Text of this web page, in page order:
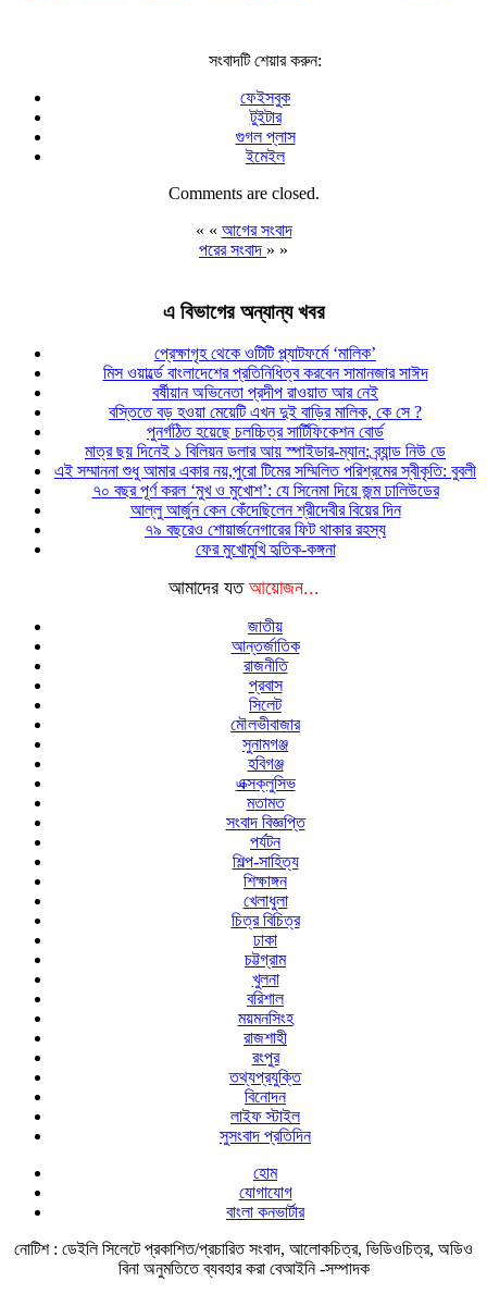
সংবাদটি শেয়ার করুন:
ফেইসবুক
টুইটার
গুগল প্লাস
ইমেইল
Comments are closed.
« « আগের সংবাদ
পরের সংবাদ » »
এ বিভাগের অন্যান্য খবর
প্রেক্ষাগৃহ থেকে ওটিটি প্ল্যাটফর্মে ‘মালিক’
মিস ওয়ার্ল্ডে বাংলাদেশের প্রতিনিধিত্ব করবেন সামানজার সাঈদ
বর্ষীয়ান অভিনেতা প্রদীপ রাওয়াত আর নেই
বস্তিতে বড় হওয়া মেয়েটি এখন দুই বাড়ির মালিক, কে সে ?
পুনর্গঠিত হয়েছে চলচ্চিত্র সার্টিফিকেশন বোর্ড
মাত্র ছয় দিনেই ১ বিলিয়ন ডলার আয় স্পাইডার-ম্যান: ব্র্যান্ড নিউ ডে
এই সম্মাননা শুধু আমার একার নয়,পুরো টিমের সম্মিলিত পরিশ্রমের স্বীকৃতি: বুবলী
৭০ বছর পূর্ণ করল ‘মুখ ও মুখোশ’: যে সিনেমা দিয়ে জন্ম ঢালিউডের
আল্লু আর্জুন কেন কেঁদেছিলেন শ্রীদেবীর বিয়ের দিন
৭৯ বছরেও শোয়ার্জনেগারের ফিট থাকার রহস্য
ফের মুখোমুখি হৃতিক-কঙ্গনা
আমাদের যত আয়োজন...
জাতীয়
আন্তর্জাতিক
রাজনীতি
প্রবাস
সিলেট
মৌলভীবাজার
সুনামগঞ্জ
হবিগঞ্জ
এক্সক্লুসিভ
মতামত
সংবাদ বিজ্ঞপ্তি
পর্যটন
শিল্প-সাহিত্য
শিক্ষাঙ্গন
খেলাধুলা
চিত্র বিচিত্র
ঢাকা
চট্টগ্রাম
খুলনা
বরিশাল
ময়মনসিংহ
রাজশাহী
রংপুর
তথ্যপ্রযুক্তি
বিনোদন
লাইফ স্টাইল
সুসংবাদ প্রতিদিন
হোম
যোগাযোগ
বাংলা কনভার্টার
নোটিশ : ডেইলি সিলেটে প্রকাশিত/প্রচারিত সংবাদ, আলোকচিত্র, ভিডিওচিত্র, অডিও
বিনা অনুমতিতে ব্যবহার করা বেআইনি -সম্পাদক